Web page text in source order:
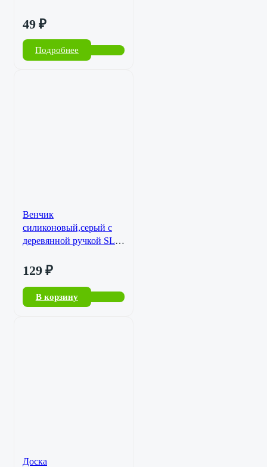
49 ₽
Подробнее
Венчик
силиконовый,серый с
деревянной ручкой SL-
129 ₽
В корзину
Доска